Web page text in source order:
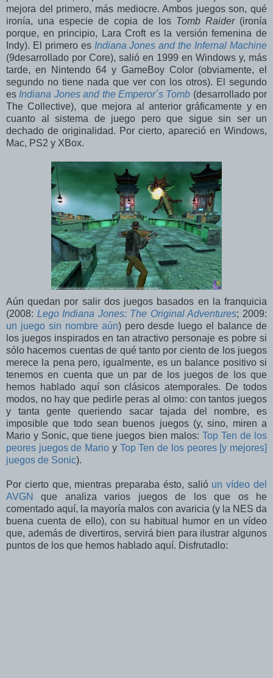
mejora del primero, más mediocre. Ambos juegos son, qué
ironía, una especie de copia de los Tomb Raider(ironía
porque, en principio, Lara Croft es la versión femenina de
Indy). El primero es Indiana Jones and the Infernal Machine
(9desarrollado por Core), salió en 1999 en Windows y, más
tarde, en Nintendo 64 y GameBoy Color (obviamente, el
segundo no tiene nada que ver con los otros). El segundo
es Indiana Jones and the Emperor´s Tomb (desarrollado por
The Collective), que mejora al anterior gráficamente y en
cuanto al sistema de juego pero que sigue sin ser un
dechado de originalidad. Por cierto, apareció en Windows,
Mac, PS2 y XBox.
Aún quedan por salir dos juegos basados en la franquicia
(2008: Lego Indiana Jones: The Original Adventures; 2009:
un juego sin nombre aún) pero desde luego el balance de
los juegos inspirados en tan atractivo personaje es pobre si
sólo hacemos cuentas de qué tanto por ciento de los juegos
merece la pena pero, igualmente, es un balance positivo si
tenemos en cuenta que un par de los juegos de los que
hemos hablado aquí son clásicos atemporales. De todos
modos, no hay que pedirle peras al olmo: con tantos juegos
y tanta gente queriendo sacar tajada del nombre, es
imposible que todo sean buenos juegos (y, sino, miren a
Mario y Sonic, que tiene juegos bien malos: Top Ten de los
peores juegos de Mario y Top Ten de los peores [y mejores]
juegos de Sonic).
Por cierto que, mientras preparaba ésto, salió un vídeo del
AVGN
que analiza varios juegos de los que os he
comentado aquí, la mayoría malos con avaricia (y la NES da
buena cuenta de ello), con su habitual humor en un vídeo
que, además de divertiros, servirá bien para ilustrar algunos
puntos de los que hemos hablado aquí. Disfrutadlo: